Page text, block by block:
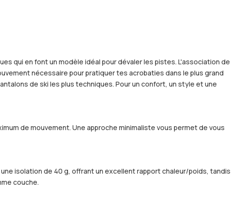
qui en font un modèle idéal pour dévaler les pistes. L'association de
nécessaire pour pratiquer tes acrobaties dans le plus grand
de ski les plus techniques. Pour un confort, un style et une
de mouvement. Une approche minimaliste vous permet de vous
isolation de 40 g, offrant un excellent rapport chaleur/poids, tandis
couche.